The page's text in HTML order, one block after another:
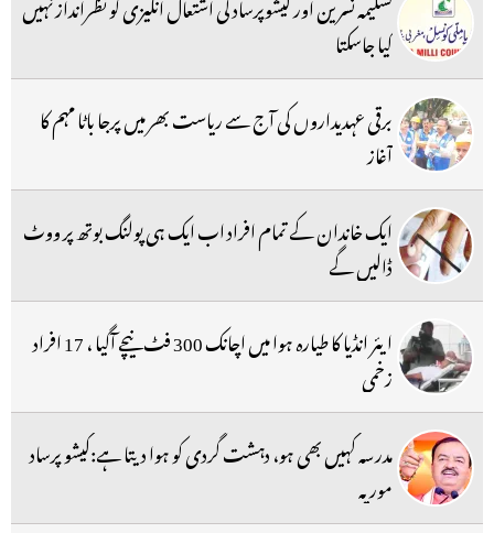
کیا جاسکتا
برقی عہدیداروں کی آج سے ریاست بھر میں پرجا باٹا مہم کا
آغاز
ایک خاندان کے تمام افراد اب ایک ہی پولنگ بوتھ پر ووٹ
ڈالیں گے
ایئر انڈیا کا طیارہ ہوا میں اچانک 300 فٹ نیچے آگیا ، 17 افراد
زخمی
مدرسہ کہیں بھی ہو، دہشت گردی کو ہوا دیتا ہے:کیشو پرساد
موریہ